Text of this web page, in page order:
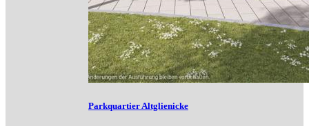
Parkquartier Altglienicke